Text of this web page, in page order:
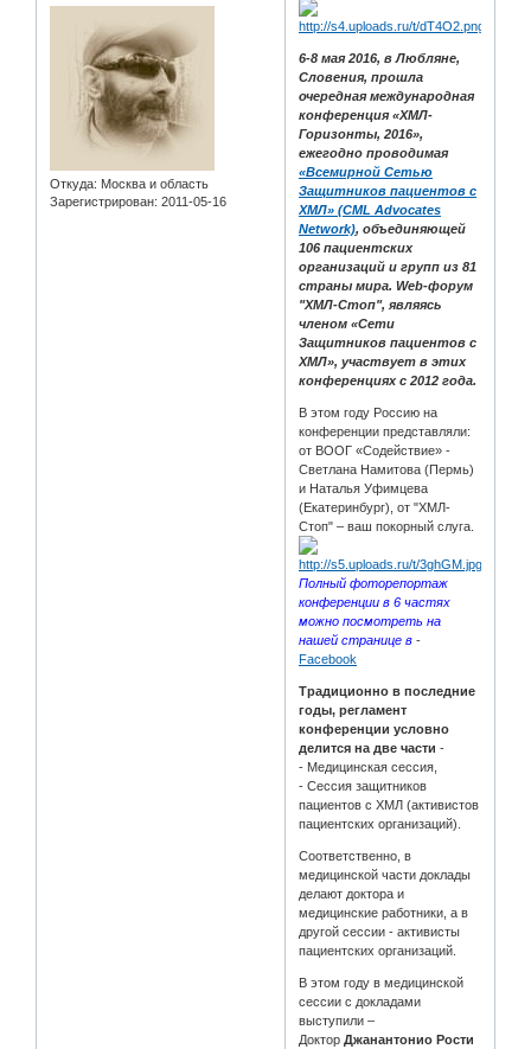
Откуда: Москва и область
Зарегистрирован: 2011-05-16
6-8 мая 2016, в Любляне,
Словения, прошла
очередная международная
конференция «ХМЛ-
Горизонты, 2016»,
ежегодно проводимая
«Всемирной Сетью
Защитников пациентов с
ХМЛ» (CML Advocates
Network), объединяющей
106 пациентских
организаций и групп из 81
страны мира. Web-форум
"ХМЛ-Стоп", являясь
членом «Сети
Защитников пациентов с
ХМЛ», участвует в этих
конференциях с 2012 года.
В этом году Россию на
конференции представляли:
от ВООГ «Содействие» -
Светлана Намитова (Пермь)
и Наталья Уфимцева
(Екатеринбург), от "ХМЛ-
Стоп" – ваш покорный слуга.
Полный фоторепортаж
конференции в 6 частях
можно посмотреть на
нашей странице в -
Facebook
Традиционно в последние
годы, регламент
конференции условно
делится на две части -
- Медицинская сессия,
- Сессия защитников
пациентов с ХМЛ (активистов
пациентских организаций).
Соответственно, в
медицинской части доклады
делают доктора и
медицинские работники, а в
другой сессии - активисты
пациентских организаций.
В этом году в медицинской
сессии с докладами
выступили –
ДокторДжанантонио Рости